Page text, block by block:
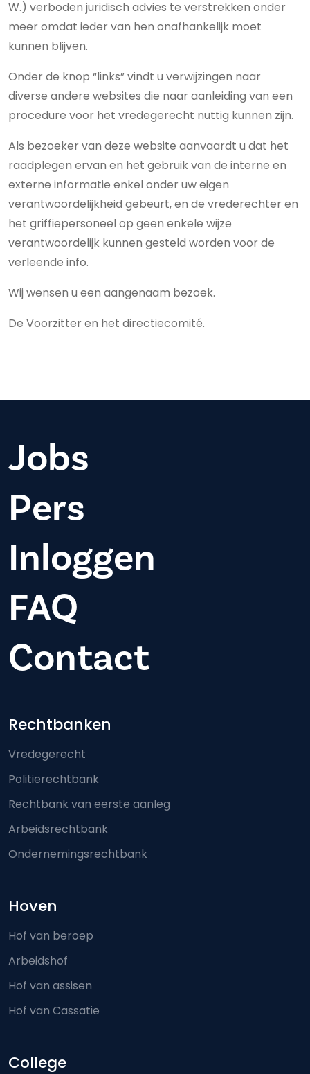
W.) verboden juridisch advies te verstrekken onder
meer omdat ieder van hen onafhankelijk moet
kunnen blijven.
Onder de knop “links” vindt u verwijzingen naar
diverse andere websites die naar aanleiding van een
procedure voor het vredegerecht nuttig kunnen zijn.
Als bezoeker van deze website aanvaardt u dat het
raadplegen ervan en het gebruik van de interne en
externe informatie enkel onder uw eigen
verantwoordelijkheid gebeurt, en de vrederechter en
het griffiepersoneel op geen enkele wijze
verantwoordelijk kunnen gesteld worden voor de
verleende info.
Wij wensen u een aangenaam bezoek.
De Voorzitter en het directiecomité.
Jobs
Pers
Inloggen
FAQ
Contact
Footer-menu
Rechtbanken
Vredegerecht
Politierechtbank
Rechtbank van eerste aanleg
Arbeidsrechtbank
Ondernemingsrechtbank
Hoven
Hof van beroep
Arbeidshof
Hof van assisen
Hof van Cassatie
College